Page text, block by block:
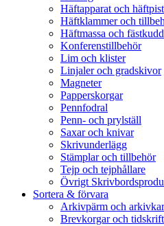
Häftapparat och
Häftklammer och
Häftmassa och
Konferenstillbehör
Lim och klister
Linjaler och gradskivor
Magneter
Papperskorgar
Pennfodral
Penn- och prylställ
Saxar och knivar
Skrivunderlägg
Stämplar och tillbehör
Tejp och tejphållare
Övrigt
Sortera & förvara
Arkivpärm och
Brevkorgar och